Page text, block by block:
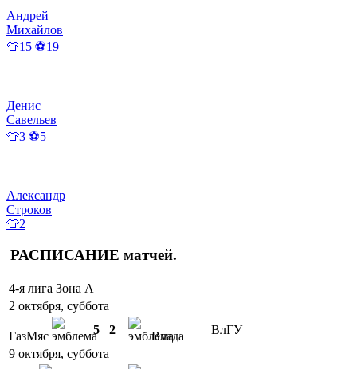
Андрей
Михайлов
👕15 ⚽19
Денис
Савельев
👕3 ⚽5
Александр
Строков
👕2
РАСПИСАНИЕ матчей.
4-я лига Зона А
2 октября, суббота
ГазМяс 5 2 Влада
ВлГУ
9 октября, суббота